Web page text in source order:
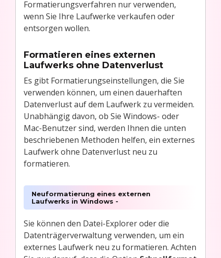
Formatierungsverfahren nur verwenden,
wenn Sie Ihre Laufwerke verkaufen oder
entsorgen wollen.
Formatieren eines externen
Laufwerks ohne Datenverlust
Es gibt Formatierungseinstellungen, die Sie
verwenden können, um einen dauerhaften
Datenverlust auf dem Laufwerk zu vermeiden.
Unabhängig davon, ob Sie Windows- oder
Mac-Benutzer sind, werden Ihnen die unten
beschriebenen Methoden helfen, ein externes
Laufwerk ohne Datenverlust neu zu
formatieren.
Neuformatierung eines externen
Laufwerks in Windows -
Sie können den Datei-Explorer oder die
Datenträgerverwaltung verwenden, um ein
externes Laufwerk neu zu formatieren. Achten